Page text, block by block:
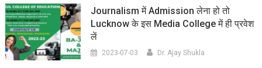
Journalism में Admission लेना हो तो
Lucknow के इस Media College में ही प्रवेश
लें
2023-07-03 Dr. Ajay Shukla